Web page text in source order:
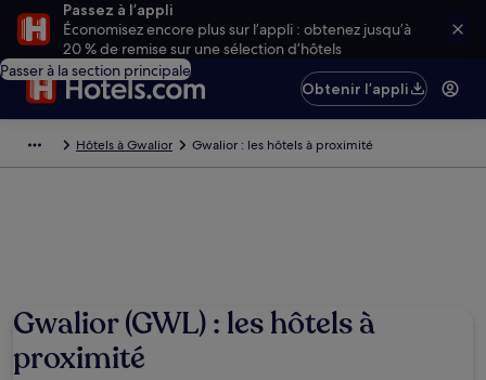
Passez à l’appli
Économisez encore plus sur l’appli : obtenez jusqu’à
20 % de remise sur une sélection d’hôtels
Passer à la section principale
Obtenir l’appli
Hôtels à Gwalior Gwalior : les hôtels à proximité
Gwalior (GWL) : les hôtels à
proximité